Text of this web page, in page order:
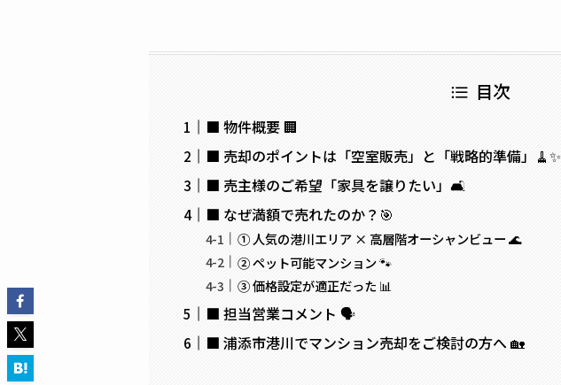
目次
■ 物件概要 🏢
■ 売却のポイントは「空室販売」と「戦略的準備」🧹✨
■ 売主様のご希望「家具を譲りたい」🛋️
■ なぜ満額で売れたのか？🎯
① 人気の港川エリア × 高層階オーシャンビュー 🌊
② ペット可能マンション 🐾
③ 価格設定が適正だった 📊
■ 担当営業コメント 🗣️
■ 浦添市港川でマンション売却をご検討の方へ 🏡